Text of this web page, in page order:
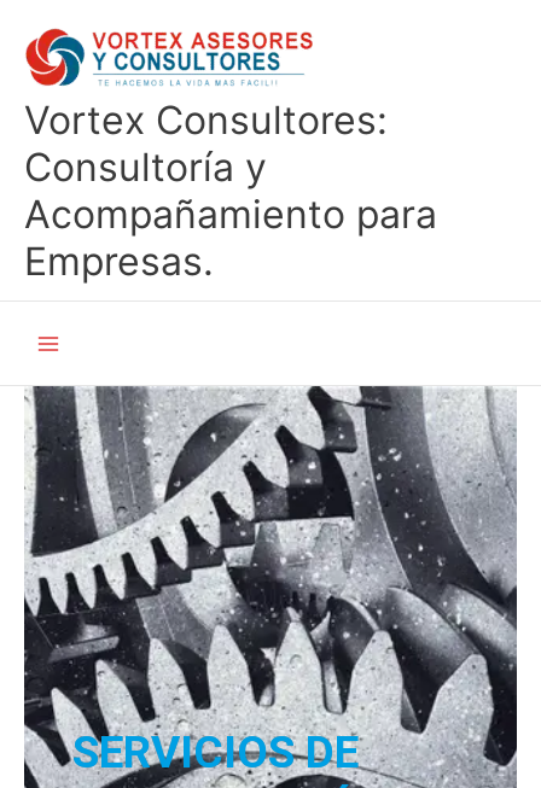
contenido
Vortex Consultores:
Consultoría y
Acompañamiento para
Empresas.
SERVICIOS DE